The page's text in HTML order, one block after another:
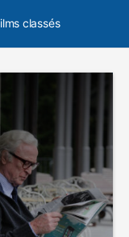
classés